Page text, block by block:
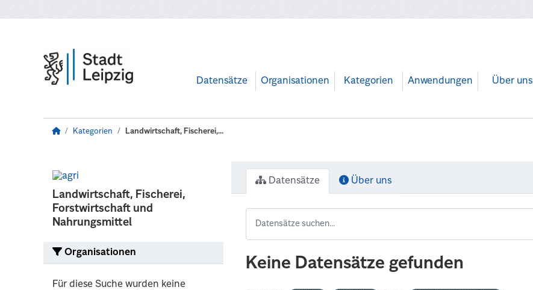
Datensätze Organisationen Kategorien Anwendungen Über uns
Kategorien Landwirtschaft, Fischerei,...
Landwirtschaft, Fischerei,
Forstwirtschaft und
Nahrungsmittel
Organisationen
Für diese Suche wurden keine
Datensätze Über uns
Keine Datensätze gefunden